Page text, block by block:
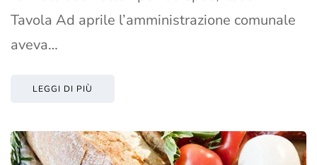
Tavola Ad aprile l’amministrazione comunale
aveva…
LEGGI DI PIÙ